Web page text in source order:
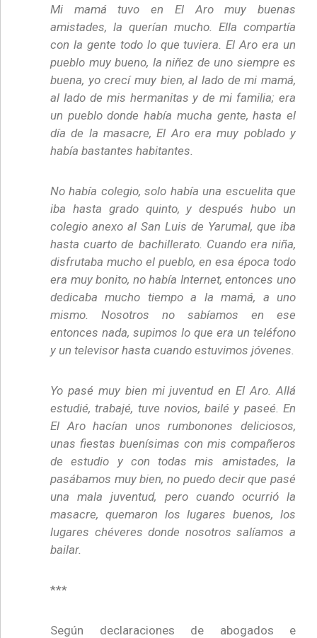
Mi mamá tuvo en El Aro muy buenas
amistades, la querían mucho. Ella compartía
con la gente todo lo que tuviera. El Aro era un
pueblo muy bueno, la niñez de uno siempre es
buena, yo crecí muy bien, al lado de mi mamá,
al lado de mis hermanitas y de mi familia; era
un pueblo donde había mucha gente, hasta el
día de la masacre, El Aro era muy poblado y
había bastantes habitantes.
No había colegio, solo había una escuelita que
iba hasta grado quinto, y después hubo un
colegio anexo al San Luis de Yarumal, que iba
hasta cuarto de bachillerato. Cuando era niña,
disfrutaba mucho el pueblo, en esa época todo
era muy bonito, no había Internet, entonces uno
dedicaba mucho tiempo a la mamá, a uno
mismo. Nosotros no sabíamos en ese
entonces nada, supimos lo que era un teléfono
y un televisor hasta cuando estuvimos jóvenes.
Yo pasé muy bien mi juventud en El Aro. Allá
estudié, trabajé, tuve novios, bailé y paseé. En
El Aro hacían unos rumbonones deliciosos,
unas fiestas buenísimas con mis compañeros
de estudio y con todas mis amistades, la
pasábamos muy bien, no puedo decir que pasé
una mala juventud, pero cuando ocurrió la
masacre, quemaron los lugares buenos, los
lugares chéveres donde nosotros salíamos a
bailar.
***
Según declaraciones de abogados e